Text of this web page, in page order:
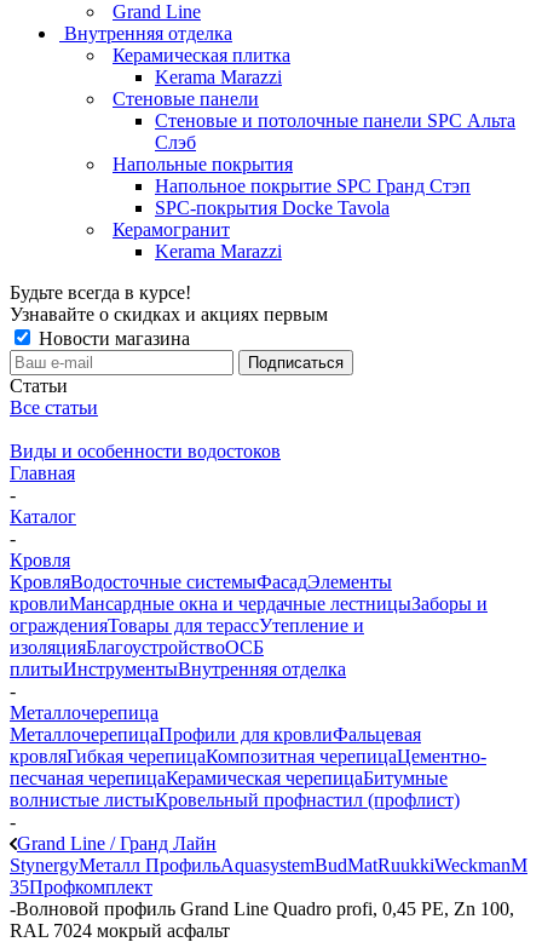
Grand Line
Внутренняя отделка
Керамическая плитка
Kerama Marazzi
Стеновые панели
Стеновые и потолочные панели SPC Альта
Слэб
Напольные покрытия
Напольное покрытие SPC Гранд Стэп
SPC-покрытия Docke Tavola
Керамогранит
Kerama Marazzi
Будьте всегда в курсе!
Узнавайте о скидках и акциях первым
Новости магазина
Статьи
Все статьи
Виды и особенности водостоков
Главная
-
Каталог
-
Кровля
КровляВодосточные системыФасадЭлементы
кровлиМансардные окна и чердачные лестницыЗаборы и
огражденияТовары для терассУтепление и
изоляцияБлагоустройствоОСБ
плитыИнструментыВнутренняя отделка
-
Металлочерепица
МеталлочерепицаПрофили для кровлиФальцевая
кровляГибкая черепицаКомпозитная черепицаЦементно-
песчаная черепицаКерамическая черепицаБитумные
волнистые листыКровельный профнастил (профлист)
-
Grand Line / Гранд Лайн
StynergyМеталл ПрофильAquasystemBudMatRuukkiWeckmanМ
35Профкомплект
-Волновой профиль Grand Line Quadro profi, 0,45 PE, Zn 100,
RAL 7024 мокрый асфальт